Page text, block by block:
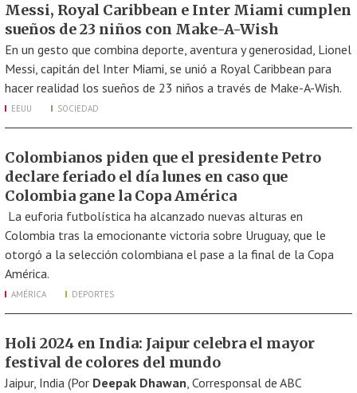
Messi, Royal Caribbean e Inter Miami cumplen
sueños de 23 niños con Make-A-Wish
En un gesto que combina deporte, aventura y generosidad, Lionel
Messi, capitán del Inter Miami, se unió a Royal Caribbean para
hacer realidad los sueños de 23 niños a través de Make-A-Wish.
EEUU SOCIEDAD
Colombianos piden que el presidente Petro
declare feriado el día lunes en caso que
Colombia gane la Copa América
La euforia futbolística ha alcanzado nuevas alturas en
Colombia tras la emocionante victoria sobre Uruguay, que le
otorgó a la selección colombiana el pase a la final de la Copa
América.
AMÉRICA DEPORTES
Holi 2024 en India: Jaipur celebra el mayor
festival de colores del mundo
Jaipur, India (Por Deepak Dhawan, Corresponsal de ABC